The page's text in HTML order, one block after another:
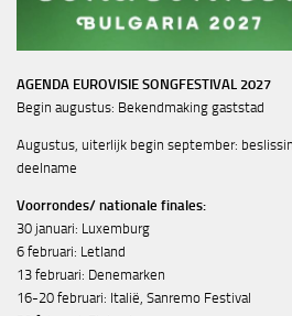
AGENDA EUROVISIE SONGFESTIVAL 2027
Begin augustus: Bekendmaking gaststad
Augustus, uiterlijk begin september:
deelname
Voorrondes/ nationale finales:
30 januari: Luxemburg
6 februari: Letland
13 februari: Denemarken
16-20 februari: Italië, Sanremo Festival